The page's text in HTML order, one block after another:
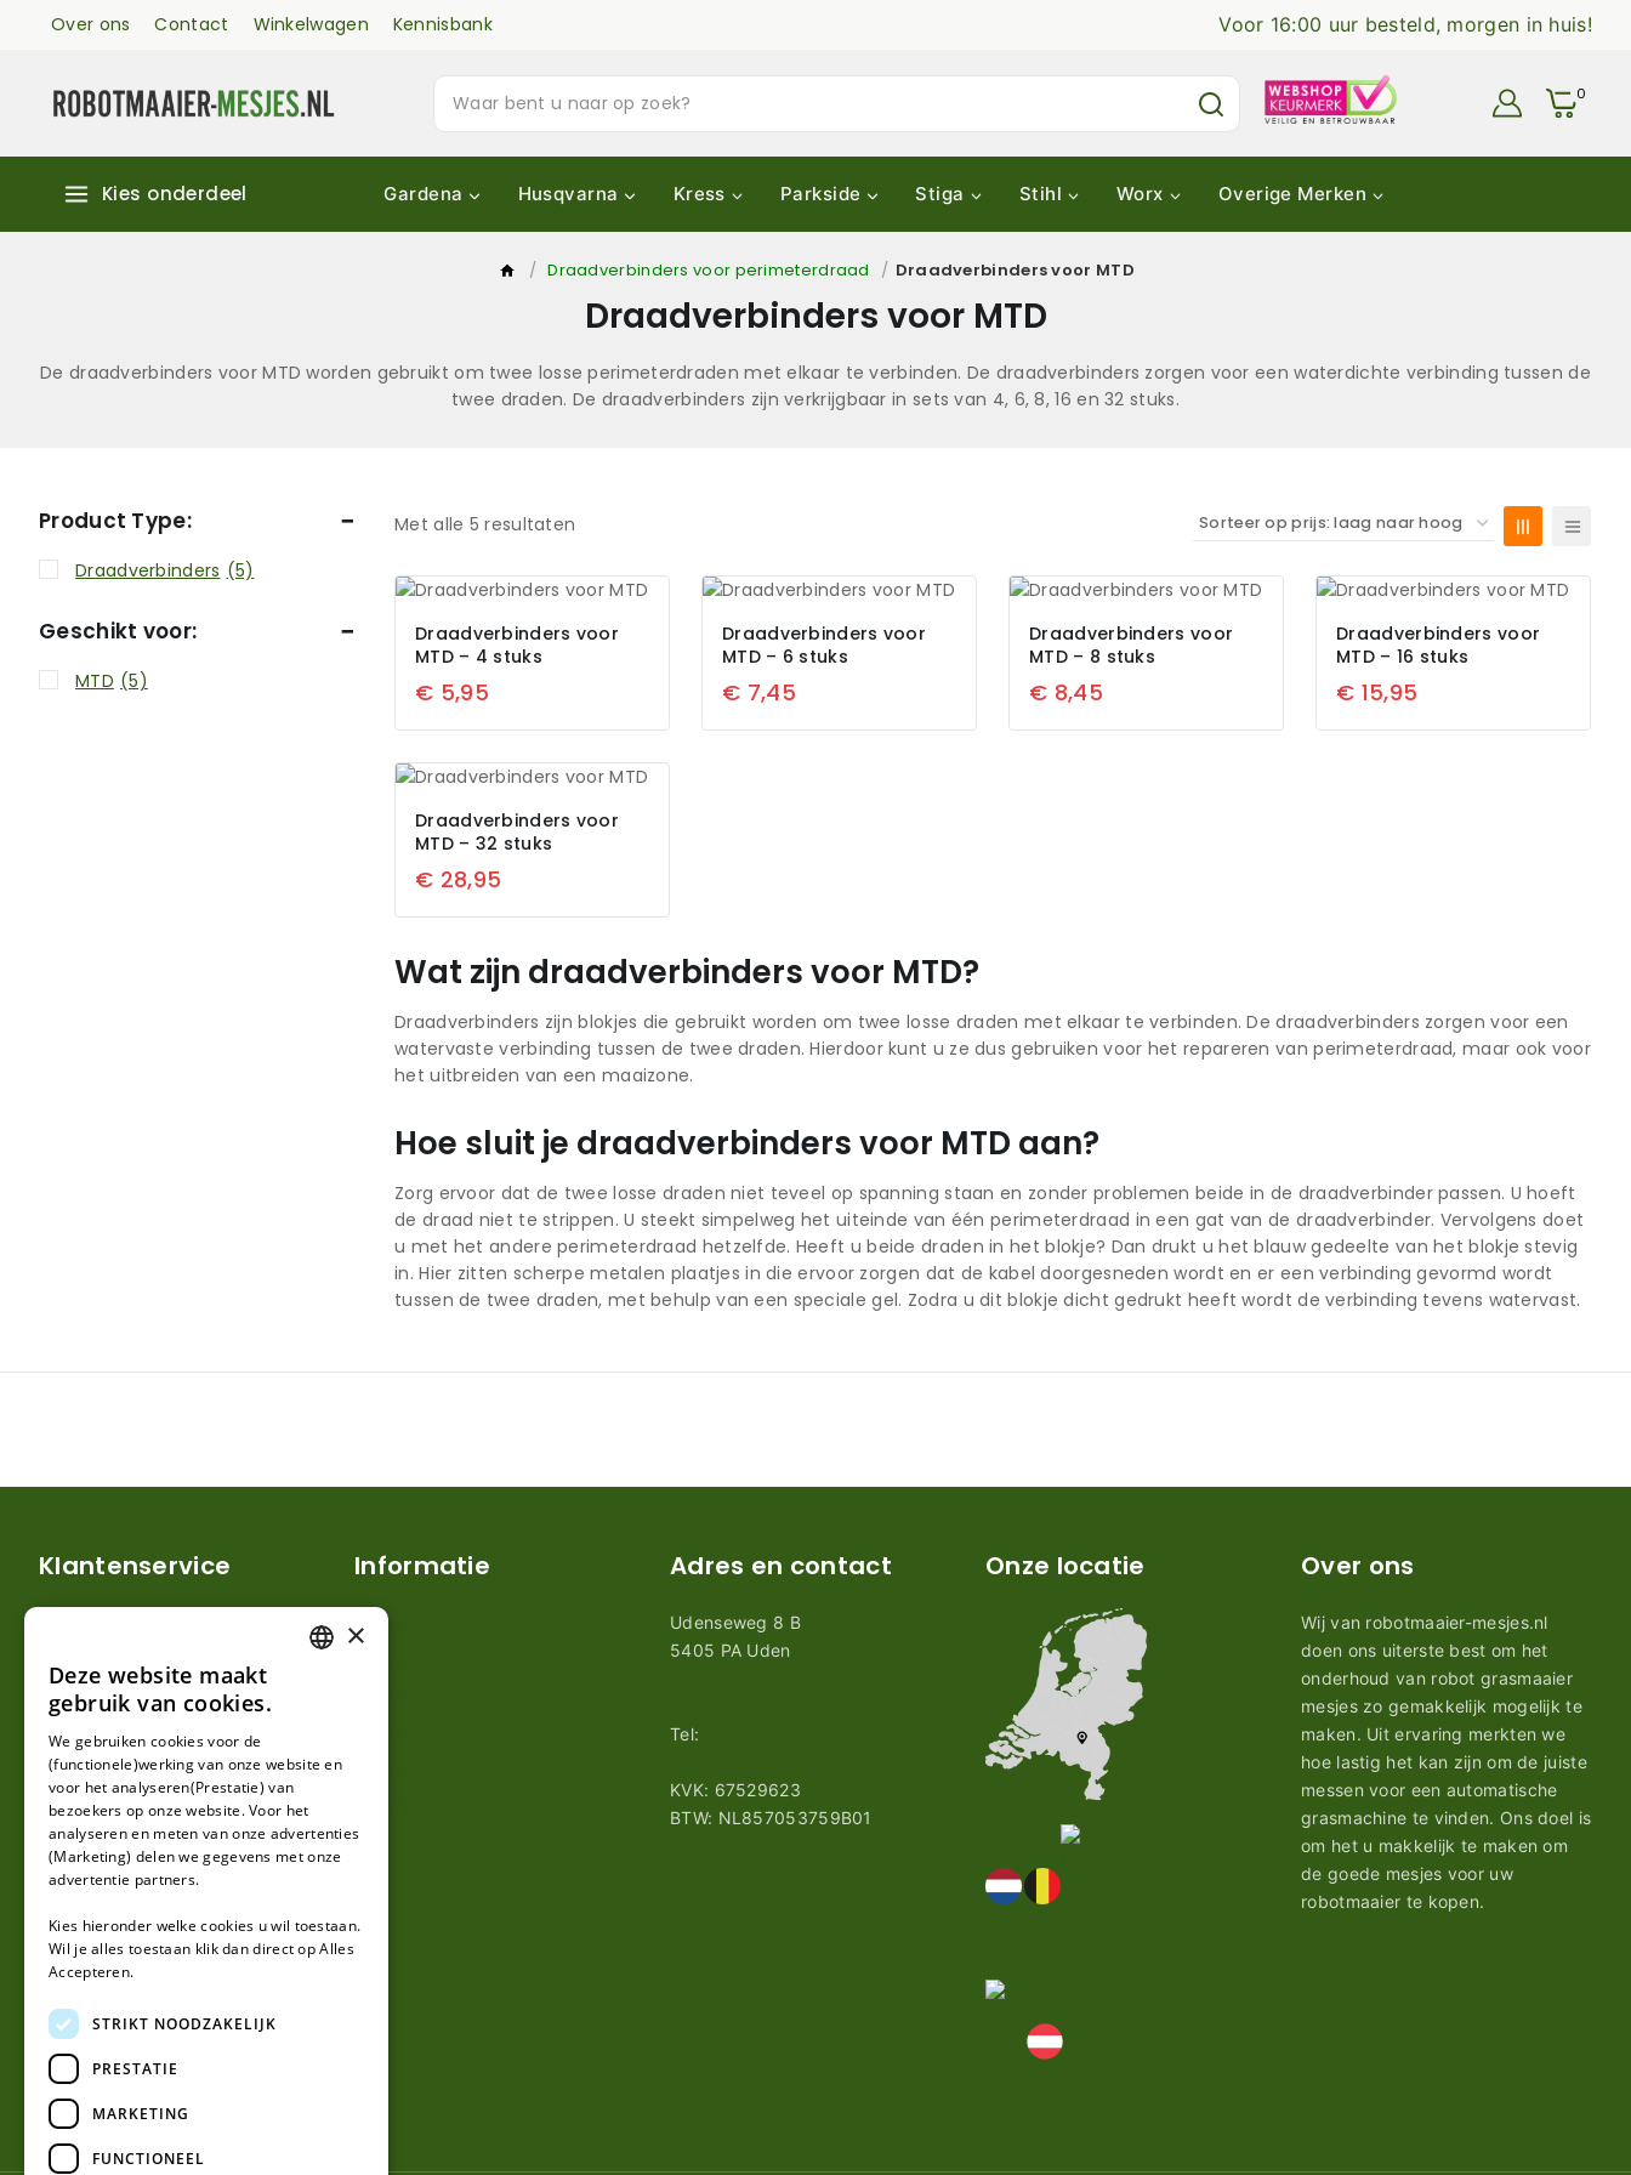
Over ons Contact Winkelwagen Kennisbank Voor 16:00 uur besteld, morgen in huis!
0
Kies onderdeel Gardena Husqvarna Kress Parkside Stiga Stihl Worx Overige Merken
/ Draadverbinders voor perimeterdraad / Draadverbinders voor MTD
Draadverbinders voor MTD
De draadverbinders voor MTD worden gebruikt om twee losse perimeterdraden met elkaar te verbinden. De draadverbinders zorgen voor een waterdichte verbinding tussen de
twee draden. De draadverbinders zijn verkrijgbaar in sets van 4, 6, 8, 16 en 32 stuks.
Met alle 5 resultaten
Draadverbinders voor
MTD – 4 stuks
€ 5,95
Draadverbinders voor
MTD – 6 stuks
€ 7,45
Draadverbinders voor
MTD – 8 stuks
€ 8,45
Draadverbinders voor
MTD – 16 stuks
€ 15,95
Draadverbinders voor
MTD – 32 stuks
€ 28,95
Wat zijn draadverbinders voor MTD?
Draadverbinders zijn blokjes die gebruikt worden om twee losse draden met elkaar te verbinden. De draadverbinders zorgen voor een
watervaste verbinding tussen de twee draden. Hierdoor kunt u ze dus gebruiken voor het repareren van perimeterdraad, maar ook voor
het uitbreiden van een maaizone.
Hoe sluit je draadverbinders voor MTD aan?
Zorg ervoor dat de twee losse draden niet teveel op spanning staan en zonder problemen beide in de draadverbinder passen. U hoeft
de draad niet te strippen. U steekt simpelweg het uiteinde van één perimeterdraad in een gat van de draadverbinder. Vervolgens doet
u met het andere perimeterdraad hetzelfde. Heeft u beide draden in het blokje? Dan drukt u het blauw gedeelte van het blokje stevig
in. Hier zitten scherpe metalen plaatjes in die ervoor zorgen dat de kabel doorgesneden wordt en er een verbinding gevormd wordt
tussen de twee draden, met behulp van een speciale gel. Zodra u dit blokje dicht gedrukt heeft wordt de verbinding tevens watervast.
Product Type:
Draadverbinders (5)
Geschikt voor:
MTD (5)
Klantenservice
Contact
Over ons
Informatie
Verzendkosten en levertijden
Adres en contact
Udenseweg 8 B
5405 PA Uden
Tel:
KVK: 67529623
BTW: NL857053759B01
Onze locatie Over ons
Wij van robotmaaier-mesjes.nl
doen ons uiterste best om het
onderhoud van robot grasmaaier
mesjes zo gemakkelijk mogelijk te
maken. Uit ervaring merkten we
hoe lastig het kan zijn om de juiste
messen voor een automatische
grasmachine te vinden. Ons doel is
om het u makkelijk te maken om
de goede mesjes voor uw
robotmaaier te kopen.
GERMAN
×
Deze website maakt
gebruik van cookies.
We gebruiken cookies voor de
(functionele)werking van onze website en
voor het analyseren(Prestatie) van
bezoekers op onze website. Voor het
analyseren en meten van onze advertenties
(Marketing) delen we gegevens met onze
advertentie partners.
Kies hieronder welke cookies u wil toestaan.
Wil je alles toestaan klik dan direct op Alles
Accepteren.
STRIKT NOODZAKELIJK
PRESTATIE
MARKETING
FUNCTIONEEL